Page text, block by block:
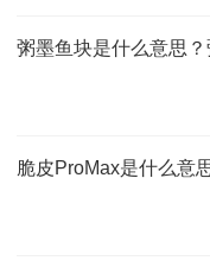
粥墨鱼块是什么意思
脆皮ProMax是什么意